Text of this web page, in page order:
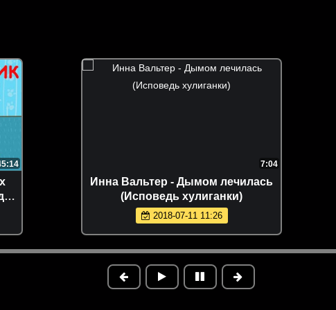
7:04
Инна Вальтер - Дымом лечилась
(Исповедь хулиганки)
2018-07-11 11:26